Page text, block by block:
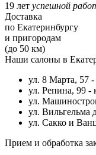
19 лет успешной
Доставка
по Екатеринбургу
и пригородам
(до 50 км)
Наши салоны в
ул. 8 Марта, 57 -
ул. Репина, 99 -
ул.
ул. Вильгельма
ул. Сакко и
Прием и обработка